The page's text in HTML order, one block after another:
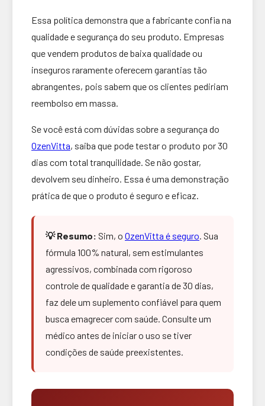
Essa política demonstra que a fabricante confia na
qualidade e segurança do seu produto. Empresas
que vendem produtos de baixa qualidade ou
inseguros raramente oferecem garantias tão
abrangentes, pois sabem que os clientes pediriam
reembolso em massa.
Se você está com dúvidas sobre a segurança do
OzenVitta, saiba que pode testar o produto por 30
dias com total tranquilidade. Se não gostar,
devolvem seu dinheiro. Essa é uma demonstração
prática de que o produto é seguro e eficaz.
💡 Resumo: Sim, o OzenVitta é seguro. Sua
fórmula 100% natural, sem estimulantes
agressivos, combinada com rigoroso
controle de qualidade e garantia de 30 dias,
faz dele um suplemento confiável para quem
busca emagrecer com saúde. Consulte um
médico antes de iniciar o uso se tiver
condições de saúde preexistentes.